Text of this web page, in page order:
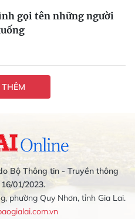
gọi tên những người
Bộ Thông tin - Truyền thông
01/2023.
phường Quy Nhơn, tỉnh Gia Lai.